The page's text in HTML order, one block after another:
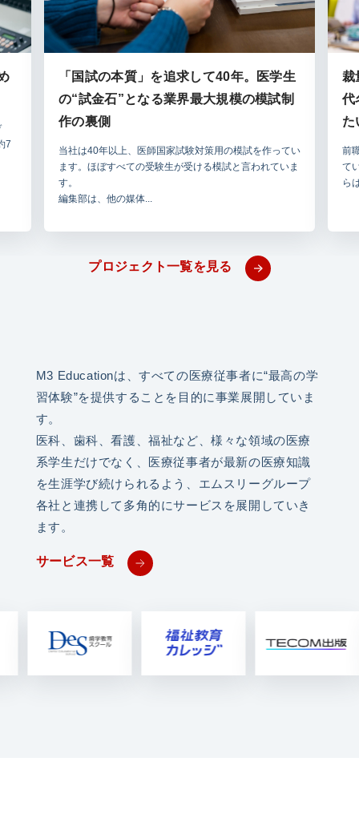
7
「国試の本質」を追求して40年。医学生
の“試金石”となる業界最大規模の模試制
作の裏側
当社は40年以上、医師国家試験対策用の模試を作ってい
ます。ほぼすべての受験生が受ける模試と言われていま
す。
編集部は、他の媒体...
裁
代
た
前
て
ら
プロジェクト一覧を見る
M3 Educationは、すべての医療従事者に“最高の学
習体験”を提供することを目的に事業展開していま
す。
医科、歯科、看護、福祉など、様々な領域の医療
系学生だけでなく、 医療従事者が最新の医療知識
を生涯学び続けられるよう、 エムスリーグループ
各社と連携して多角的にサービスを展開していき
ます。
サービス一覧